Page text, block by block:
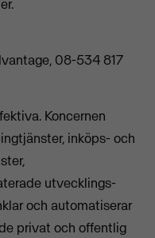
08-534 817
Koncernen
inköps- och
utvecklings-
och automatiserar
privat och offentlig